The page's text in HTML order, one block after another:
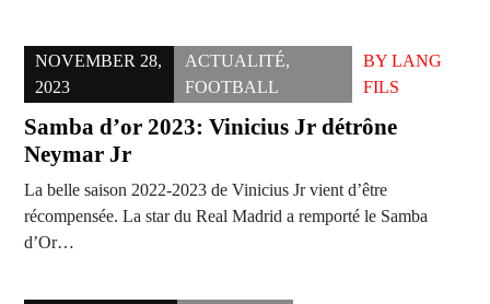
NOVEMBER 28,
2023
ACTUALITÉ,
FOOTBALL
BYLANG
FILS
Samba d’or 2023: Vinicius Jr détrône
Neymar Jr
La belle saison 2022-2023 de Vinicius Jr vient d’être
récompensée. La star du Real Madrid a remporté le Samba
d’Or…